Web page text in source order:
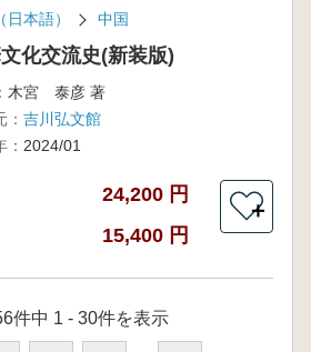
日本語） 中国
文化交流史(新装版)
木宮 泰彦 著
吉川弘文館
： 2024/01
24,200 円
15,400 円
＋
件中 1 - 30件を表示